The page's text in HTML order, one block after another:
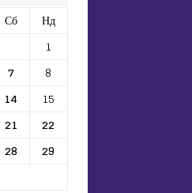
Сб
Нд
1
7
8
14
15
21
22
28
29